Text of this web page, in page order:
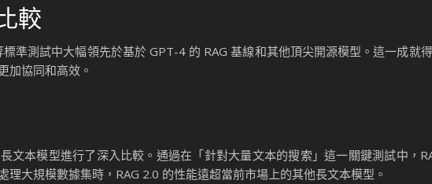
較
準測試中大幅領先於基於 GPT-4 的 RAG 基線和其他頂尖開源模型。這一成就
加協同和高效。
文本模型進行了深入比較。通過在「針對大量文本的搜索」這一關鍵測試中，
大規模數據集時，RAG 2.0 的性能遠超當前市場上的其他長文本模型。